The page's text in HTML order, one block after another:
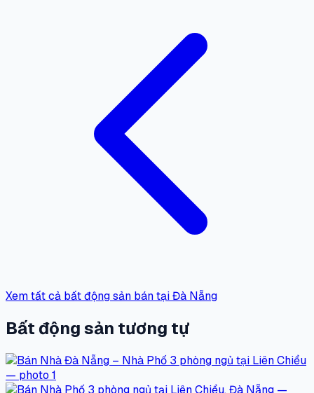
Xem tất cả bất động sản bán tại Đà Nẵng
Bất động sản tương tự